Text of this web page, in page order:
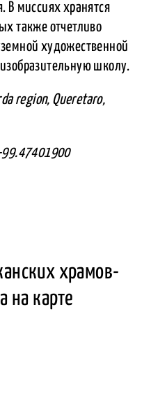
В миссиях хранятся
также отчетливо
художественной
школу.
region, Queretaro,
храмов-
на карте